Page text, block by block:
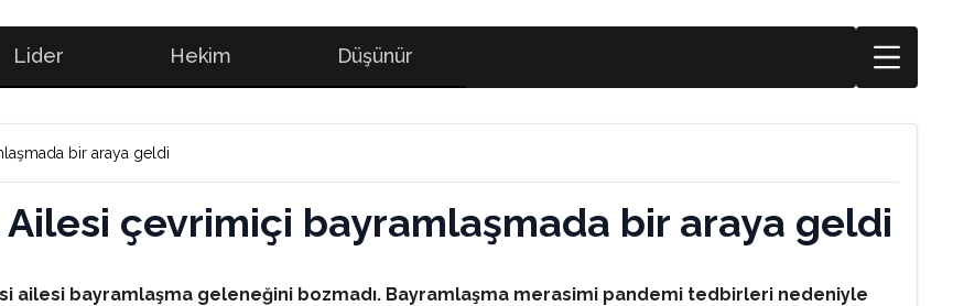
Lider Hekim Düşünür
bir araya geldi
Ailesi çevrimiçi bayramlaşmada bir araya geldi
ailesi bayramlaşma geleneğini bozmadı. Bayramlaşma merasimi pandemi tedbirleri nedeniyle